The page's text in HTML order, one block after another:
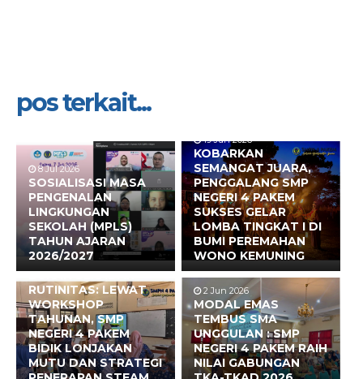
pos terkait...
8 Jul 2026
SOSIALISASI MASA
PENGENALAN
LINGKUNGAN
SEKOLAH (MPLS)
TAHUN AJARAN
2026/2027
19 Jun 2026
KOBARKAN
SEMANGAT JUARA,
PENGGALANG SMP
NEGERI 4 PAKEM
SUKSES GELAR
LOMBA TINGKAT I DI
BUMI PEREMAHAN
WONO KEMUNING
17 Jun 2026
BUKAN SEKADAR
RUTINITAS: LEWAT
WORKSHOP
TAHUNAN, SMP
NEGERI 4 PAKEM
BIDIK LONJAKAN
MUTU DAN STRATEGI
2 Jun 2026
MODAL EMAS
TEMBUS SMA
UNGGULAN : SMP
NEGERI 4 PAKEM RAIH
NILAI GABUNGAN